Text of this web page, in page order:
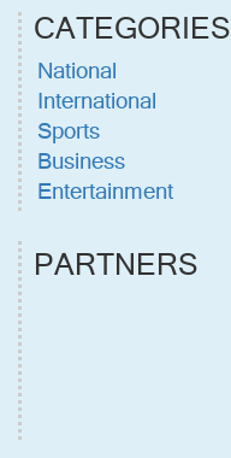
CATEGORIES
National
International
Sports
Business
Entertainment
PARTNERS